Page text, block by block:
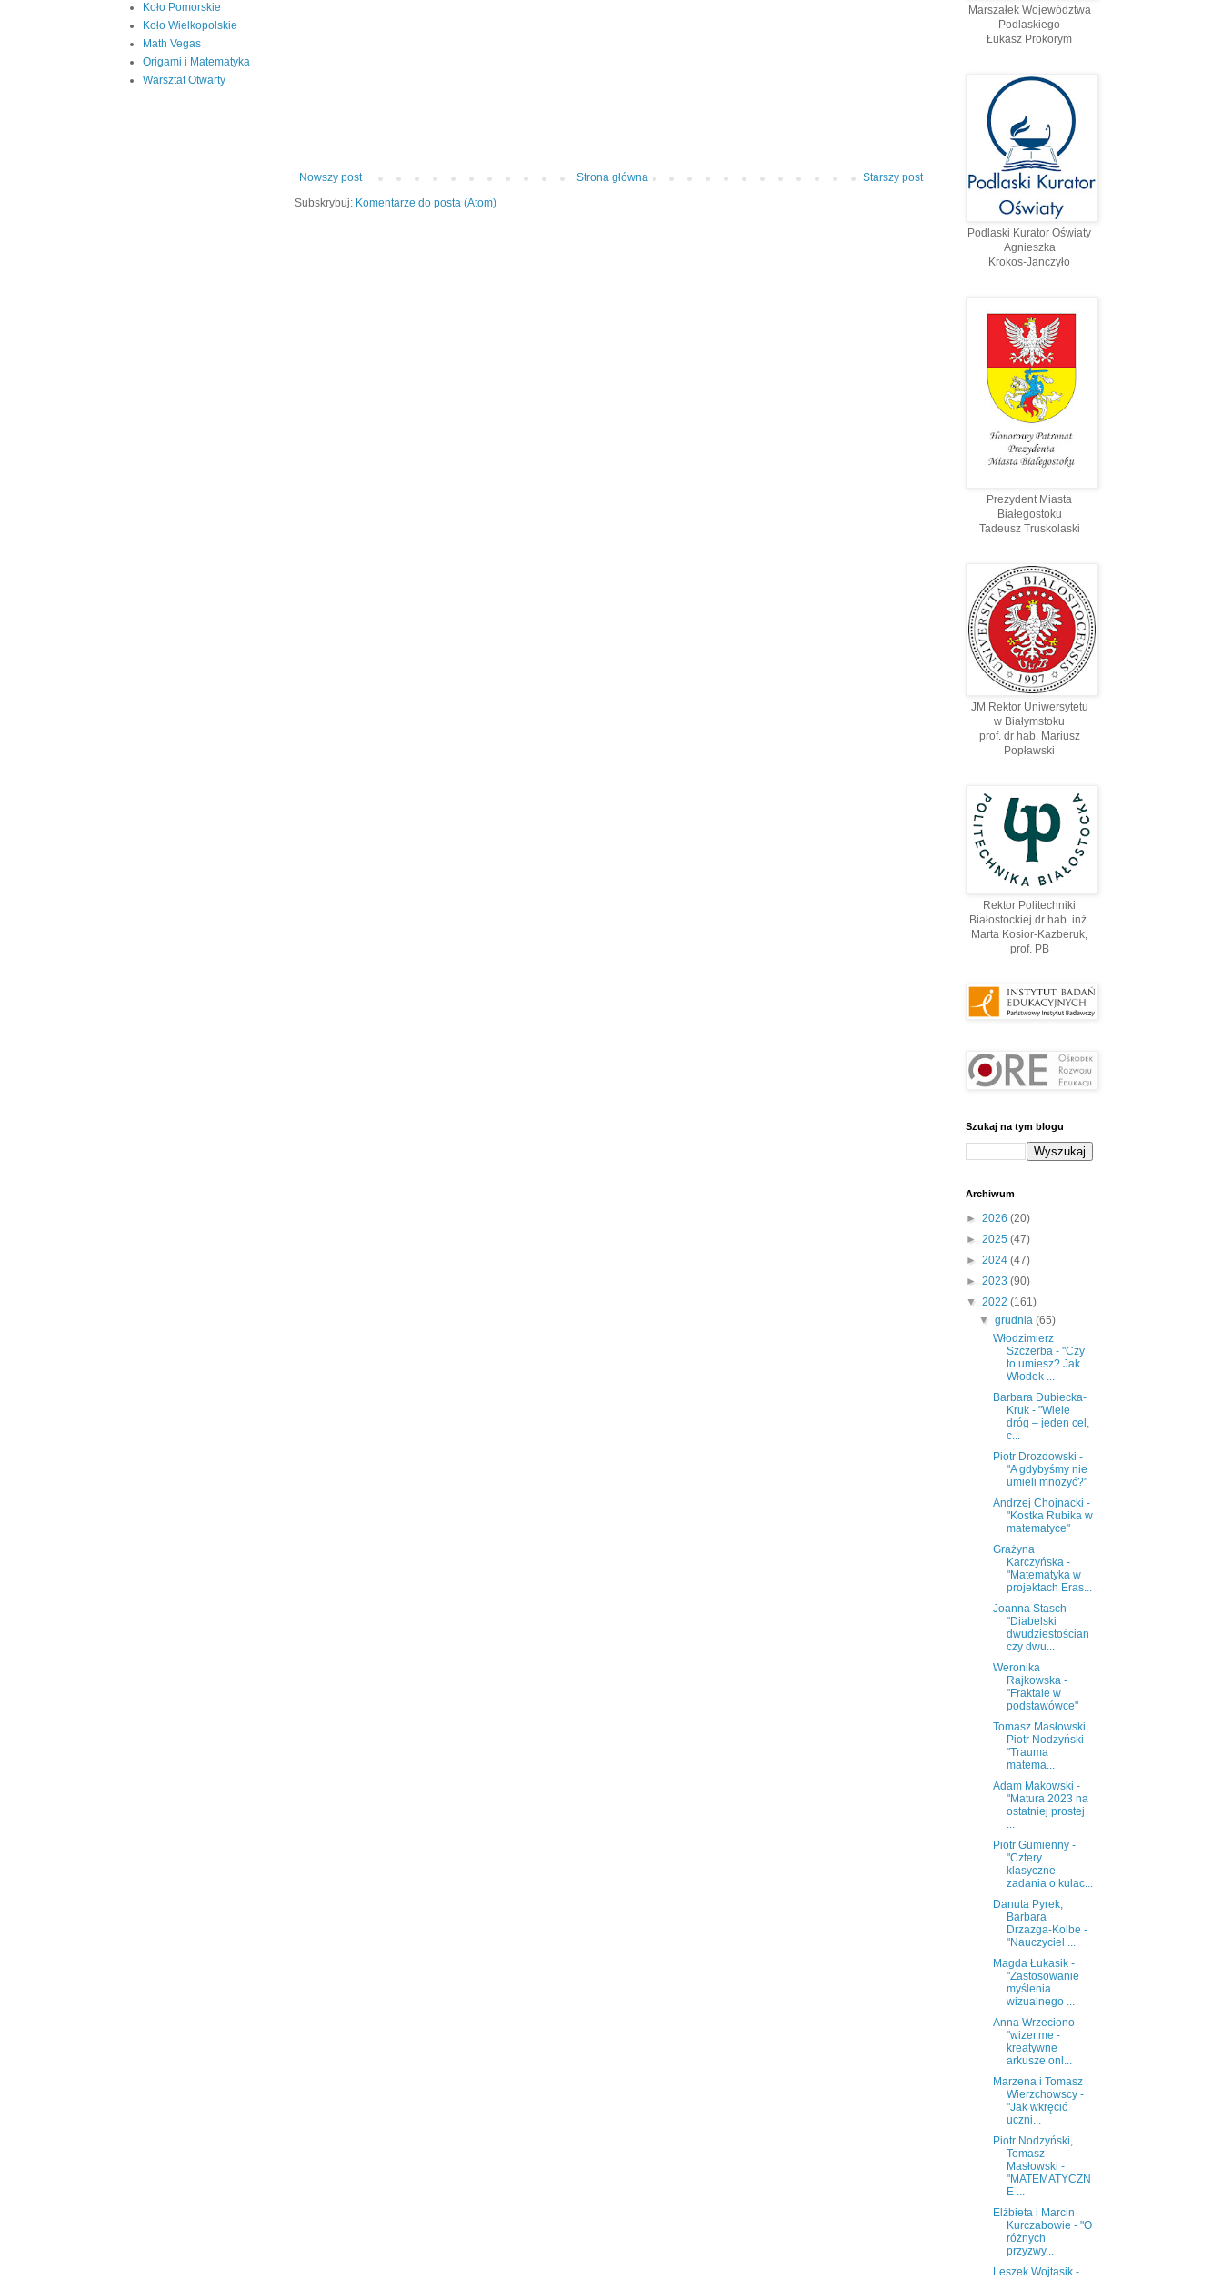
Nowszy post Starszy post
Strona główna
Subskrybuj: Komentarze do posta (Atom)
Koło Pomorskie
Koło Wielkopolskie
Math Vegas
Origami i Matematyka
Warsztat Otwarty
Marszałek Województwa
Podlaskiego
Łukasz Prokorym
Podlaski Kurator Oświaty
Agnieszka
Krokos-Janczyło
Prezydent Miasta
Białegostoku
Tadeusz Truskolaski
JM Rektor Uniwersytetu
w Białymstoku
prof. dr hab. Mariusz
Popławski
Rektor Politechniki
Białostockiej dr hab. inż.
Marta Kosior-Kazberuk,
prof. PВ
Szukaj na tym blogu
Archiwum
► 2026 (20)
► 2025 (47)
► 2024 (47)
► 2023 (90)
▼ 2022 (161)
▼grudnia(65)
Włodzimierz
Szczerba - "Czy
to umiesz? Jak
Włodek ...
Barbara Dubiecka-
Kruk - "Wiele
dróg – jeden cel,
c...
Piotr Drozdowski -
"A gdybyśmy nie
umieli mnożyć?"
Andrzej Chojnacki -
"Kostka Rubika w
matematyce"
Grażyna
Karczyńska -
"Matematyka w
projektach Eras...
Joanna Stasch -
"Diabelski
dwudziestościan
czy dwu...
Weronika
Rajkowska -
"Fraktale w
podstawówce"
Tomasz Masłowski,
Piotr Nodzyński -
"Trauma
matema...
Adam Makowski -
"Matura 2023 na
ostatniej prostej
...
Piotr Gumienny -
"Cztery
klasyczne
zadania o kulac...
Danuta Pyrek,
Barbara
Drzazga-Kolbe -
"Nauczyciel ...
Magda Łukasik -
"Zastosowanie
myślenia
wizualnego ...
Anna Wrzeciono -
"wizer.me -
kreatywne
arkusze onl...
Marzena i Tomasz
Wierzchowscy -
"Jak wkręcić
uczni...
Piotr Nodzyński,
Tomasz
Masłowski -
"MATEMATYCZN
E ...
Elżbieta i Marcin
Kurczabowie - "O
różnych
przyzwy...
Leszek Wojtasik -